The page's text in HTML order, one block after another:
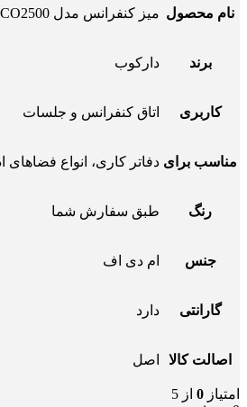
نام محصول میز کنفرانس مدل DCO2500
برند دارکوب
کاربری اتاق کنفرانس و جلسات
مناسب برای دفاتر کاری، انواع فضاهای
رنگ طبق سفارش شما
جنس ام دی اف
گارانتی دارد
اصالت کالا اصل
امتیاز 0 از 5